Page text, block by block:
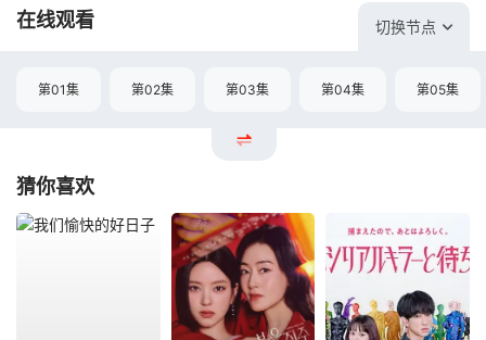
在线观看 切换节点
第01集 第02集 第03集 第04集 第05集
猜你喜欢